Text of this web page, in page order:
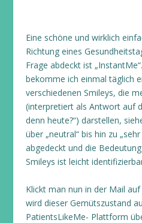
Eine schöne und wirklich
Richtung eines
Frage abdeckt ist
bekomme ich einmal täglich
verschiedenen Smileys, die
(interpretiert als Antwort auf
denn heute?“) darstellen,
über „neutral“ bis hin zu
abgedeckt und die
Smileys ist leicht
Klickt man nun in der Mail
wird dieser Gemütszustand
PatientsLikeMe- Plattform